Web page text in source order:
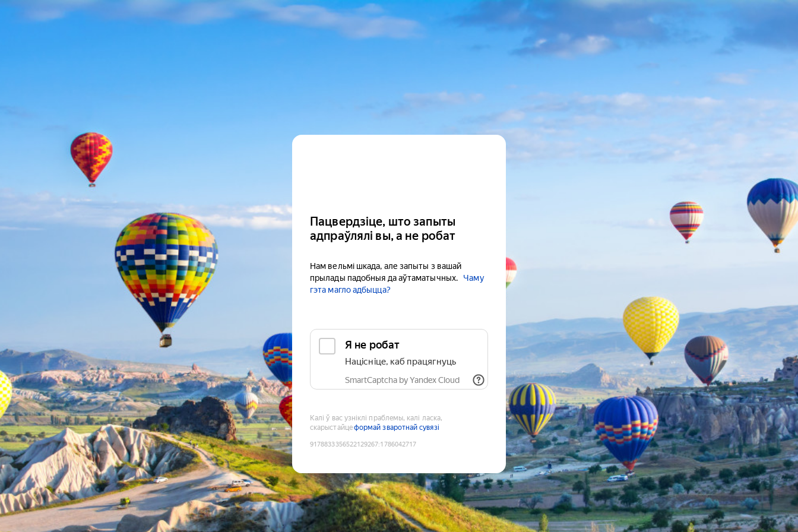
Пацвердзіце, што запыты
адпраўлялі вы, а не робат
Нам вельмі шкада, але запыты з вашай
прылады падобныя да аўтаматычных.
Чаму
гэта магло адбыцца?
Я не робат
Націсніце, каб працягнуць
SmartCaptcha by Yandex Cloud
Калі ў вас узніклі праблемы, калі ласка,
скарыстайцеформай зваротнай сувязі
9178833356522129267:1786042717